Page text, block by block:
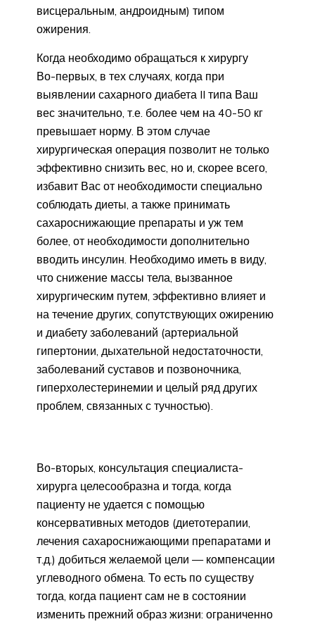
висцеральным, андроидным) типом
ожирения.
Когда необходимо обращаться к хирургу
Во-первых, в тех случаях, когда при
выявлении сахарного диабета II типа Ваш
вес значительно, т.е. более чем на 40-50 кг
превышает норму. В этом случае
хирургическая операция позволит не только
эффективно снизить вес, но и, скорее всего,
избавит Вас от необходимости специально
соблюдать диеты, а также принимать
сахароснижающие препараты и уж тем
более, от необходимости дополнительно
вводить инсулин. Необходимо иметь в виду,
что снижение массы тела, вызванное
хирургическим путем, эффективно влияет и
на течение других, сопутствующих ожирению
и диабету заболеваний (артериальной
гипертонии, дыхательной недостаточности,
заболеваний суставов и позвоночника,
гиперхолестеринемии и целый ряд других
проблем, связанных с тучностью).
Во-вторых, консультация специалиста-
хирурга целесообразна и тогда, когда
пациенту не удается с помощью
консервативных методов (диетотерапии,
лечения сахароснижающими препаратами и
т.д.) добиться желаемой цели — компенсации
углеводного обмена. То есть по существу
тогда, когда пациент сам не в состоянии
изменить прежний образ жизни: ограниченно